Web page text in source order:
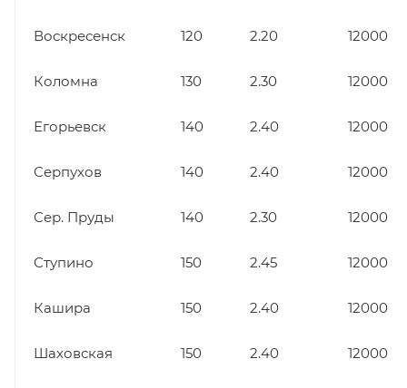
Воскресенск 120 2.20 12000
Коломна 130 2.30 12000
Егорьевск 140 2.40 12000
Серпухов 140 2.40 12000
Сер. Пруды 140 2.30 12000
Ступино 150 2.45 12000
Кашира 150 2.40 12000
Шаховская 150 2.40 12000